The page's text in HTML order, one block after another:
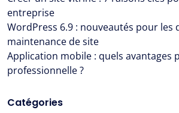
entreprise
WordPress 6.9 : nouveautés pour les
maintenance de site
Application mobile : quels avantages
professionnelle ?
Catégories